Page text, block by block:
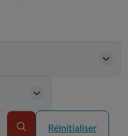
Réinitialiser